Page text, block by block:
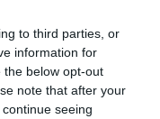
to third parties, or
information for
the below opt-out
note that after your
seeing